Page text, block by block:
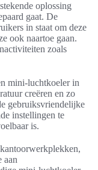
oplossing
gaat. De
in staat om deze
ook naartoe gaan.
zoals
mini-luchtkoeler in
creëren en zo
gebruiksvriendelijke
instellingen te
is.
aan